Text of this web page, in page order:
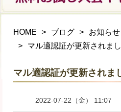
HOME ブログ
お知らせ
マル適認証が更新されまし
マル適認証が更新されま
2022-07-22（金） 11:07